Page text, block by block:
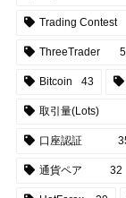
Trading Contest
ThreeTrader
Bitcoin 43
取引量(Lots)
口座認証
通貨ペア 32